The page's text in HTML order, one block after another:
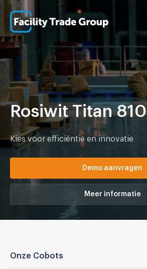
Rosiwit Titan 810
Kies voor efficiëntie en innovatie
Demo aanvragen
Meer informatie
Onze Cobots